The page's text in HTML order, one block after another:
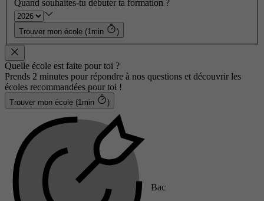
Quand souhaites-tu débuter ta formation ?
Trouver mon école (1min )
Quelle école est faite pour toi ?
Prends 2 minutes pour répondre à nos questions et découvrir les
écoles recommandées pour toi !
Trouver mon école (1min )
Bac